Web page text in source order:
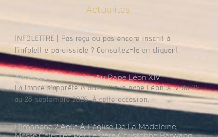
Actualités
Infolettre Du 7 Août 2026
INFOLETTRE | Pas reçu ou pas encore inscrit à
l’infolettre paroissiale ? Consultez-la en cliquant
Adressez Un Message Au Pape Léon XIV
La France s’apprête à accueillir le pape Léon XIV du 25
au 28 septembre 2026. À cette occasion,
Dimanche 2 Août À L’église De La Madeleine,